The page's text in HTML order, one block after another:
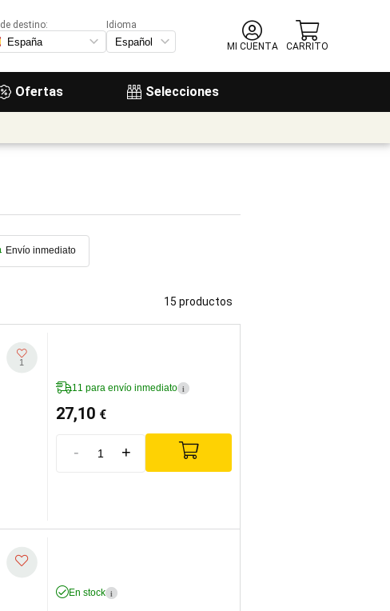
Ofertas Selecciones
destino:
Idioma
MI CUENTA
CARRITO
Envío inmediato
15 productos
1
11 para envío inmediato i
27,10 €
- +
En stock i